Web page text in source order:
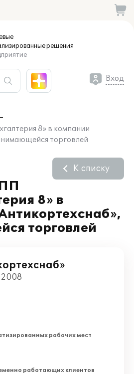
решения
Вход
8» в компании
торговлей
8» в
торговлей
К списку
2008
рабочих мест
работающих клиентов